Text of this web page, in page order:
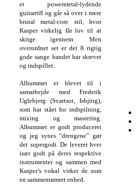
et powermetal-lydende
guitarriff og går så over i mere
brutal metal-core stil, hvor
Kasper virkelig får lov til at
skrige igennem. Men
overordnet set er det 8 rigtig
gode sange bandet har skrevet
og indspillet.
Albummet er blevet til i
samarbejde med Frederik
Uglebjerg (Svartsot, Isbjörg),
som har stået for indspilning,
mixing og mastering.
Albummet er godt produceret
og jeg synes ”drengene” gør
det supergodt. De leverer hver
især godt på deres respektive
instrumenter og sammen med
Kasper’s vokal virker de som
en sammentømret enhed.